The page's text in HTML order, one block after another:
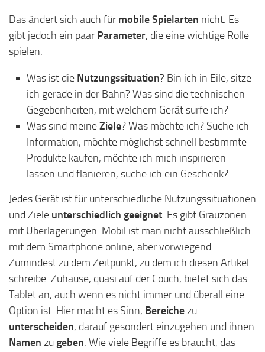
Das ändert sich auch für mobile Spielarten nicht. Es
gibt jedoch ein paar Parameter, die eine wichtige Rolle
spielen:
Was ist die Nutzungssituation? Bin ich in Eile, sitze
ich gerade in der Bahn? Was sind die technischen
Gegebenheiten, mit welchem Gerät surfe ich?
Was sind meineZiele? Was möchte ich? Suche ich
Information, möchte möglichst schnell bestimmte
Produkte kaufen, möchte ich mich inspirieren
lassen und flanieren, suche ich ein Geschenk?
Jedes Gerät ist für unterschiedliche Nutzungssituationen
und Ziele unterschiedlich geeignet. Es gibt Grauzonen
mit Überlagerungen. Mobil ist man nicht ausschließlich
mit dem Smartphone online, aber vorwiegend.
Zumindest zu dem Zeitpunkt, zu dem ich diesen Artikel
schreibe. Zuhause, quasi auf der Couch, bietet sich das
Tablet an, auch wenn es nicht immer und überall eine
Option ist. Hier macht es Sinn, Bereichezu
unterscheiden, darauf gesondert einzugehen und ihnen
Namen zu geben. Wie viele Begriffe es braucht, das